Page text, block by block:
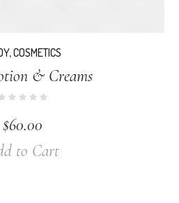
,COSMETICS
& Creams
$60.00
to Cart